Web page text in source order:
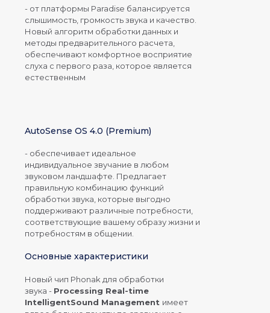
- от платформы Paradise балансируется
слышимость, громкость звука и качество.
Новый алгоритм обработки данных и
методы предварительного расчета,
обеспечивают комфортное восприятие
слуха с первого раза, которое является
естественным
AutoSense OS 4.0 (Premium)
- обеспечивает идеальное
индивидуальное звучание в любом
звуковом ландшафте. Предлагает
правильную комбинацию функций
обработки звука, которые выгодно
поддерживают различные потребности,
соответствующие вашему образу жизни и
потребностям в общении.
Основные характеристики
Новый чип Phonak для обработки
звука - Processing Real-time
IntelligentSound Management имеет